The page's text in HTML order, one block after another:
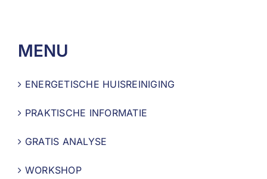
MENU
ENERGETISCHE HUISREINIGING
PRAKTISCHE INFORMATIE
GRATIS ANALYSE
WORKSHOP